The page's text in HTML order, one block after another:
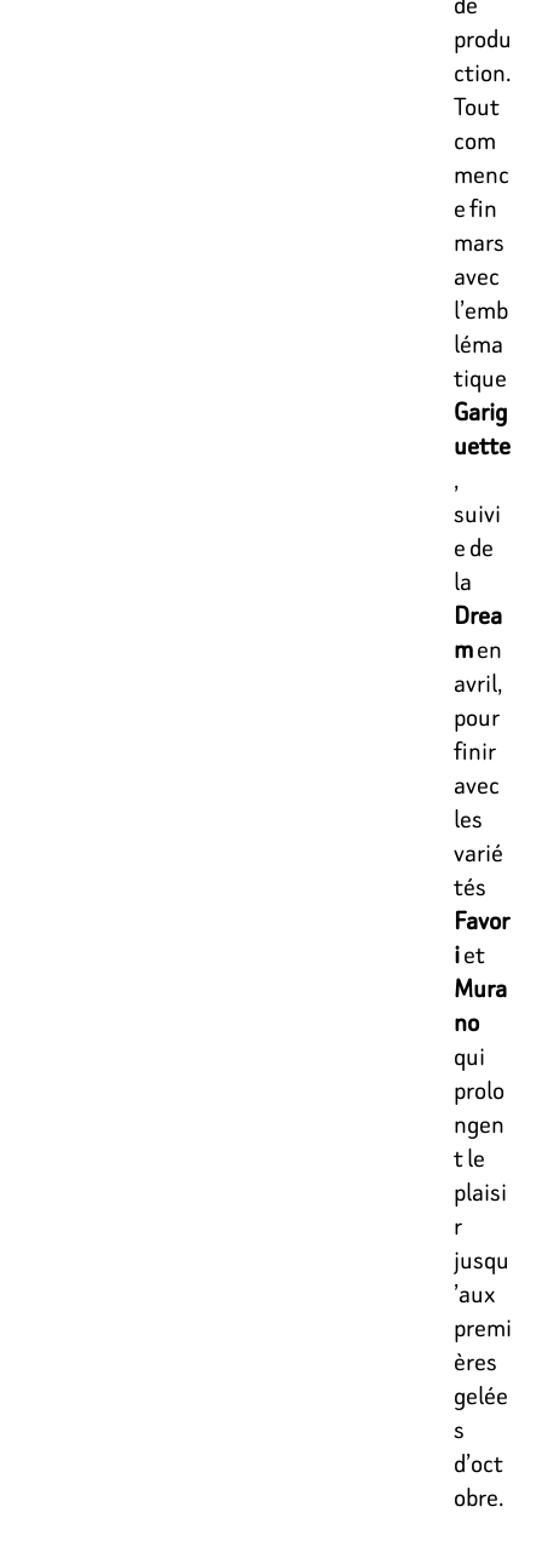
produ
ction.
Tout
com
menc
e fin
mars
avec
l’emb
léma
tique
Garig
uette
,
suivi
e de
la
Drea
men
avril,
pour
finir
avec
les
varié
tés
Favor
iet
Mura
no
qui
prolo
ngen
t le
plaisi
r
jusqu
’aux
premi
ères
gelée
s
d’oct
obre.